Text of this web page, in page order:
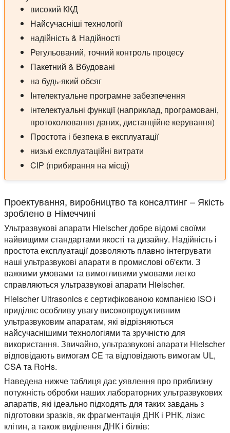
високий ККД
Найсучасніші технології
надійність & Надійності
Регульований, точний контроль процесу
Пакетний & Вбудовані
на будь-який обсяг
Інтелектуальне програмне забезпечення
інтелектуальні функції (наприклад, програмовані,
протоколювання даних, дистанційне керування)
Простота і безпека в експлуатації
низькі експлуатаційні витрати
CIP (прибирання на місці)
Проектування, виробництво та консалтинг – Якість
зроблено в Німеччині
Ультразвукові апарати Hielscher добре відомі своїми
найвищими стандартами якості та дизайну. Надійність і
простота експлуатації дозволяють плавно інтегрувати
наші ультразвукові апарати в промислові об'єкти. З
важкими умовами та вимогливими умовами легко
справляються ультразвукові апарати Hielscher.
Hielscher Ultrasonics є сертифікованою компанією ISO і
приділяє особливу увагу високопродуктивним
ультразвуковим апаратам, які відрізняються
найсучаснішими технологіями та зручністю для
використання. Звичайно, ультразвукові апарати Hielscher
відповідають вимогам CE та відповідають вимогам UL,
CSA та RoHs.
Наведена нижче таблиця дає уявлення про приблизну
потужність обробки наших лабораторних ультразвукових
апаратів, які ідеально підходять для таких завдань з
підготовки зразків, як фрагментація ДНК і РНК, лізис
клітин, а також виділення ДНК і білків: